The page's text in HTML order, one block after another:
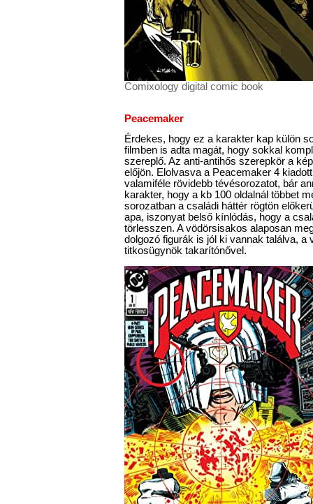
Comixology digital comic book
Peacemaker
Érdekes, hogy ez a karakter kap külön
filmben is adta magát, hogy sokkal
szereplő. Az anti-antihős szerepkör a
előjön. Elolvasva a Peacemaker 4
valamiféle rövidebb tévésorozatot, bár
karakter, hogy a kb 100 oldalnál többet
sorozatban a családi háttér rögtön
apa, iszonyat belső kínlódás, hogy a
törlesszen. A vödörsisakos alaposan
dolgozó figurák is jól ki vannak találva, a
titkosügynök takarítónővel.